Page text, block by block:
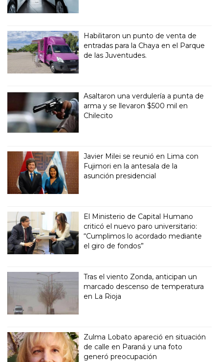
Habilitaron un punto de venta de
entradas para la Chaya en el Parque
de las Juventudes.
Asaltaron una verdulería a punta de
arma y se llevaron $500 mil en
Chilecito
Javier Milei se reunió en Lima con
Fujimori en la antesala de la
asunción presidencial
El Ministerio de Capital Humano
criticó el nuevo paro universitario:
“Cumplimos lo acordado mediante
el giro de fondos”
Tras el viento Zonda, anticipan un
marcado descenso de temperatura
en La Rioja
Zulma Lobato apareció en situación
de calle en Paraná y una foto
generó preocupación